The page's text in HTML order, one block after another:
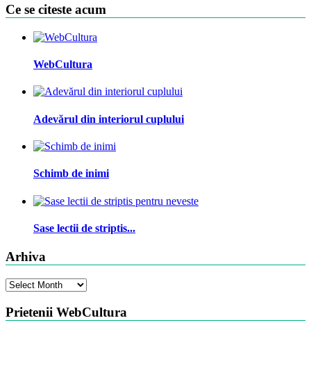
Ce se citeste acum
WebCultura
Adevărul din interiorul cuplului
Schimb de inimi
Sase lectii de striptis...
Arhiva
Arhiva
Prietenii WebCultura